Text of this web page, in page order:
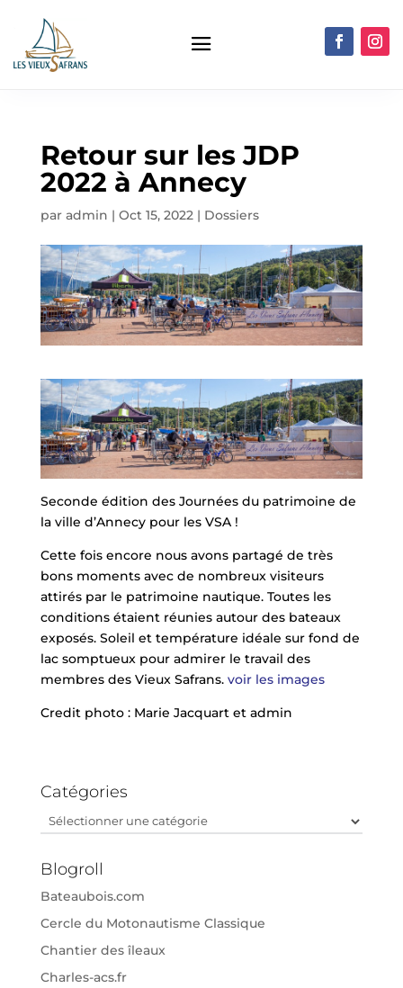
Retour sur les JDP
2022 à Annecy
par admin | Oct 15, 2022| Dossiers
Seconde édition des Journées du patrimoine de
la ville d’Annecy pour les VSA !
Cette fois encore nous avons partagé de très
bons moments avec de nombreux visiteurs
attirés par le patrimoine nautique. Toutes les
conditions étaient réunies autour des bateaux
exposés. Soleil et température idéale sur fond de
lac somptueux pour admirer le travail des
membres des Vieux Safrans. voir les images
Credit photo : Marie Jacquart et admin
Catégories
Catégories
Blogroll
Bateaubois.com
Cercle du Motonautisme Classique
Chantier des îleaux
Charles-acs.fr